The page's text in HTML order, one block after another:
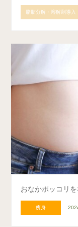
脂肪分解・溶解剤導入
おなかポッコリ
痩身